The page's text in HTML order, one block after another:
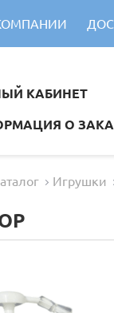
КАБИНЕТ
О
Игрушки